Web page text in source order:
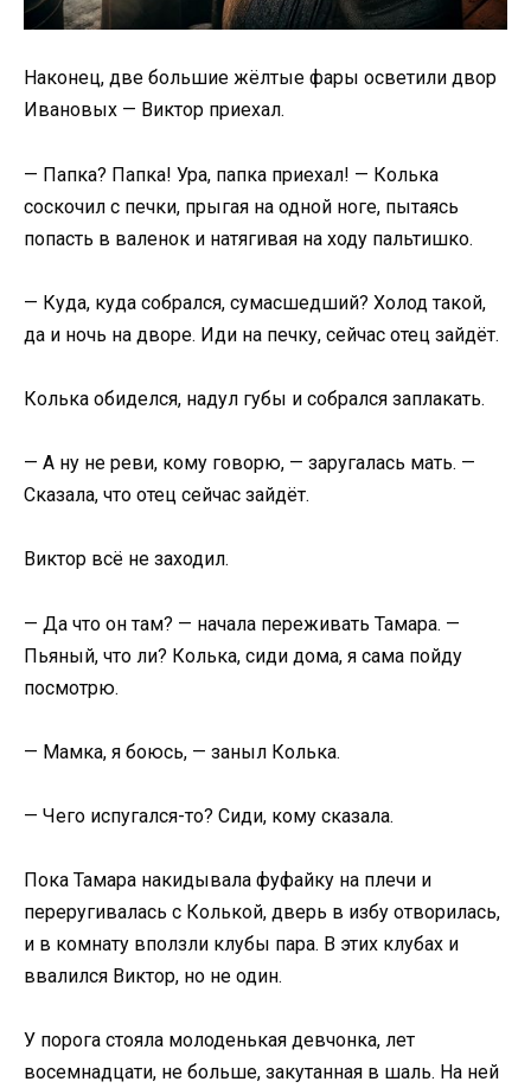
Наконец, две большие жёлтые фары осветили двор
Ивановых — Виктор приехал.
— Папка? Папка! Ура, папка приехал! — Колька
соскочил с печки, прыгая на одной ноге, пытаясь
попасть в валенок и натягивая на ходу пальтишко.
— Куда, куда собрался, сумасшедший? Холод такой,
да и ночь на дворе. Иди на печку, сейчас отец зайдёт.
Колька обиделся, надул губы и собрался заплакать.
— А ну не реви, кому говорю, — заругалась мать. —
Сказала, что отец сейчас зайдёт.
Виктор всё не заходил.
— Да что он там? — начала переживать Тамара. —
Пьяный, что ли? Колька, сиди дома, я сама пойду
посмотрю.
— Мамка, я боюсь, — заныл Колька.
— Чего испугался-то? Сиди, кому сказала.
Пока Тамара накидывала фуфайку на плечи и
переругивалась с Колькой, дверь в избу отворилась,
и в комнату вползли клубы пара. В этих клубах и
ввалился Виктор, но не один.
У порога стояла молоденькая девчонка, лет
восемнадцати, не больше, закутанная в шаль. На ней